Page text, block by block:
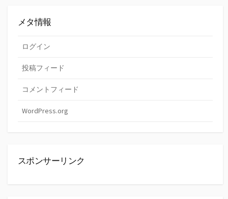
メタ情報
ログイン
投稿フィード
コメントフィード
WordPress.org
スポンサーリンク